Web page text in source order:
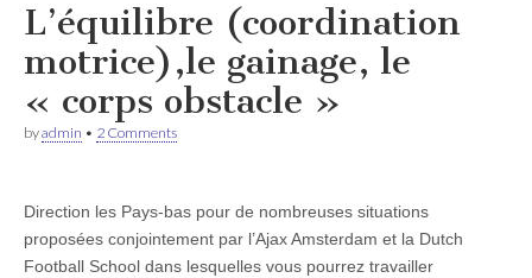
L’équilibre (coordination
motrice),le gainage, le
« corps obstacle »
byadmin • 2 Comments
Direction les Pays-bas pour de nombreuses situations
proposées conjointement par l’Ajax Amsterdam et la Dutch
Football School dans lesquelles vous pourrez travailler